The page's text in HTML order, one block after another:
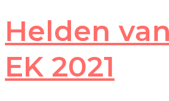
Helden
EK 2021